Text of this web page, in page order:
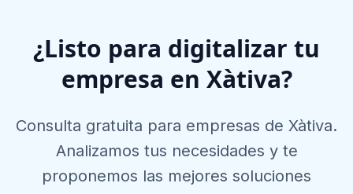
¿Listo para digitalizar tu
empresa en Xàtiva?
Consulta gratuita para empresas de Xàtiva.
Analizamos tus necesidades y te
proponemos las mejores soluciones